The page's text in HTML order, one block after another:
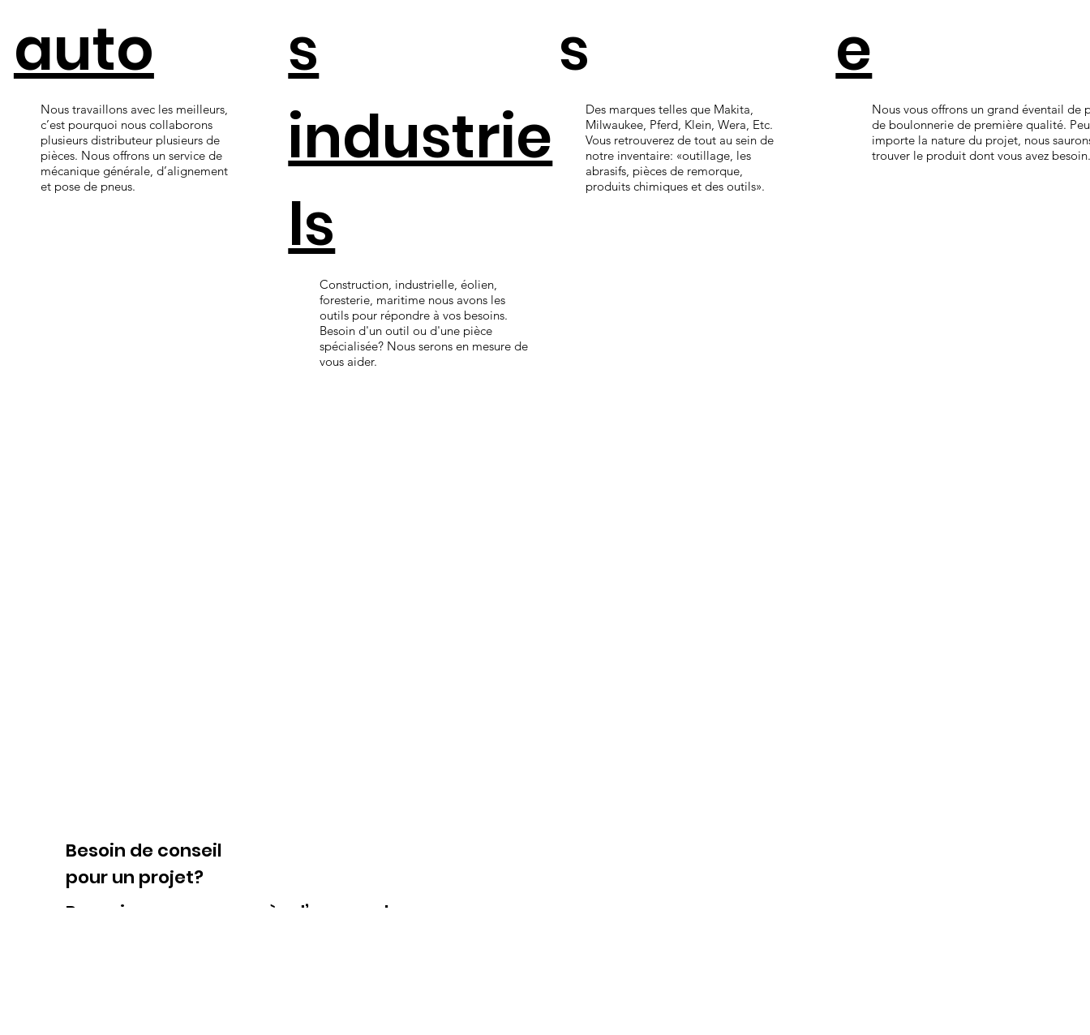
auto
Nous travaillons avec les meilleurs,
c’est pourquoi nous collaborons
plusieurs distributeur plusieurs de
pièces. Nous offrons un service de
mécanique générale, d’alignement
et pose de pneus.
s
industrie
ls
Construction, industrielle, éolien,
foresterie, maritime nous avons les
outils pour répondre à vos besoins.
Besoin d'un outil ou d'une pièce
spécialisée? Nous serons en mesure de
vous aider.
s
Des marques telles que Makita,
Milwaukee, Pferd, Klein, Wera, Etc.
Vous retrouverez de tout au sein de
notre inventaire: «outillage, les
abrasifs, pièces de remorque,
produits chimiques et des outils».
e
Nous vous offrons un grand éventail de
de boulonnerie de première qualité. Peu
importe la nature du projet, nous
trouver le produit dont vous avez
Besoin de conseil
pour un projet?
Renseignez-vous auprès d’un membre